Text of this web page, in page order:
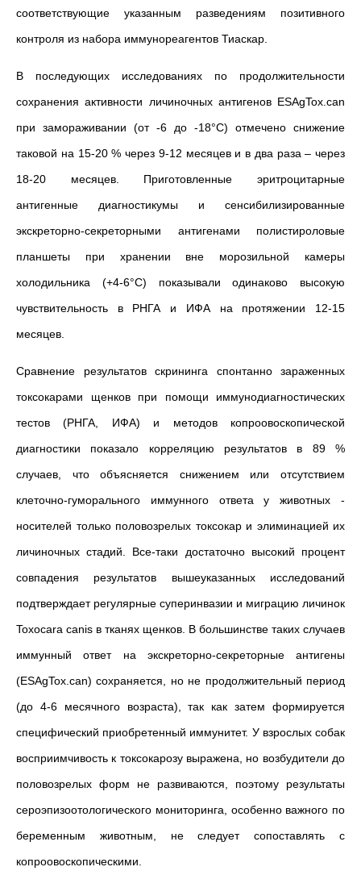
соответствующие указанным разведениям позитивного
контроля из набора иммунореагентов Тиаскар.
В последующих исследованиях по продолжительности
сохранения активности личиночных антигенов ESAgTox.can
при замораживании (от -6 до -18°С) отмечено снижение
таковой на 15-20 % через 9-12 месяцев и в два раза – через
18-20 месяцев. Приготовленные эритроцитарные
антигенные диагностикумы и сенсибилизированные
экскреторно-секреторными антигенами полистироловые
планшеты при хранении вне морозильной камеры
холодильника (+4-6°С) показывали одинаково высокую
чувствительность в РНГА и ИФА на протяжении 12-15
месяцев.
Сравнение результатов скрининга спонтанно зараженных
токсокарами щенков при помощи иммунодиагностических
тестов (РНГА, ИФА) и методов копроовоскопической
диагностики показало корреляцию результатов в 89 %
случаев, что объясняется снижением или отсутствием
клеточно-гуморального иммунного ответа у животных -
носителей только половозрелых токсокар и элиминацией их
личиночных стадий. Все-таки достаточно высокий процент
совпадения результатов вышеуказанных исследований
подтверждает регулярные суперинвазии и миграцию личинок
Toxocara canis в тканях щенков. В большинстве таких случаев
иммунный ответ на экскреторно-секреторные антигены
(ESAgTox.can) сохраняется, но не продолжительный период
(до 4-6 месячного возраста), так как затем формируется
специфический приобретенный иммунитет. У взрослых собак
восприимчивость к токсокарозу выражена, но возбудители до
половозрелых форм не развиваются, поэтому результаты
сероэпизоотологического мониторинга, особенно важного по
беременным животным, не следует сопоставлять с
копроовоскопическими.